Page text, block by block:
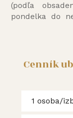
(podľa
pondelka do
Cenník
1 osoba/